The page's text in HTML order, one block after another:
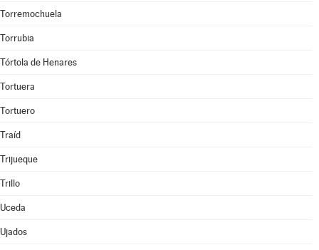
Torremochuela
Torrubia
Tórtola de Henares
Tortuera
Tortuero
Traíd
Trijueque
Trillo
Uceda
Ujados